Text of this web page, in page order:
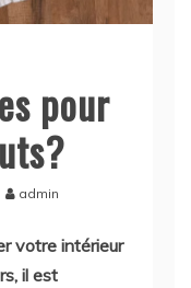
pour
admin
votre intérieur
il est